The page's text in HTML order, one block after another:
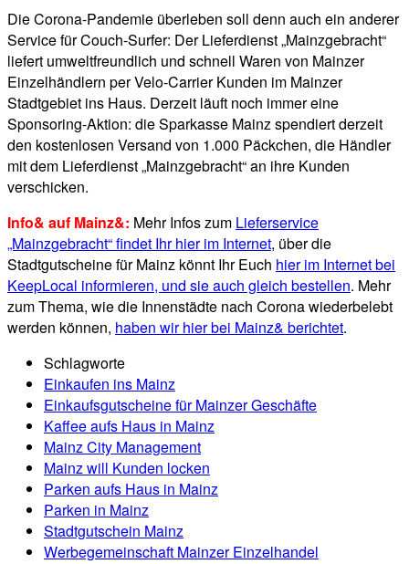
Die Corona-Pandemie überleben soll denn auch ein anderer
Service für Couch-Surfer: Der Lieferdienst „Mainzgebracht“
liefert umweltfreundlich und schnell Waren von Mainzer
Einzelhändlern per Velo-Carrier Kunden im Mainzer
Stadtgebiet ins Haus. Derzeit läuft noch immer eine
Sponsoring-Aktion: die Sparkasse Mainz spendiert derzeit
den kostenlosen Versand von 1.000 Päckchen, die Händler
mit dem Lieferdienst „Mainzgebracht“ an ihre Kunden
verschicken.
Info& auf Mainz&: Mehr Infos zum Lieferservice
„Mainzgebracht“ findet Ihr hier im Internet, über die
Stadtgutscheine für Mainz könnt Ihr Euch hier im Internet bei
KeepLocal informieren, und sie auch gleich bestellen. Mehr
zum Thema, wie die Innenstädte nach Corona wiederbelebt
werden können, haben wir hier bei Mainz& berichtet.
Schlagworte
Einkaufen ins Mainz
Einkaufsgutscheine für Mainzer Geschäfte
Kaffee aufs Haus in Mainz
Mainz City Management
Mainz will Kunden locken
Parken aufs Haus in Mainz
Parken in Mainz
Stadtgutschein Mainz
Werbegemeinschaft Mainzer Einzelhandel